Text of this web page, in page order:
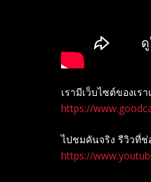
เรามีเว็บไซต์ของเร
https://
ไปชมคันจริง รีวิวที่ช่
https://